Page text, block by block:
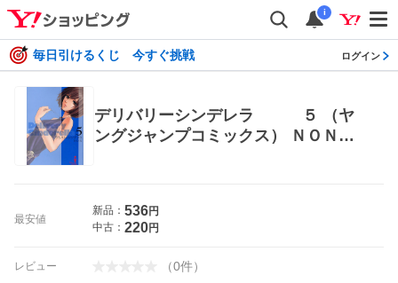
i
毎日引けるくじ 今すぐ挑戦 ログイン
デリバリーシンデレラ ５ （ヤ
ングジャンプコミックス） ＮＯＮ
最安値
新品： 536円
中古： 220円
レビュー （0件）